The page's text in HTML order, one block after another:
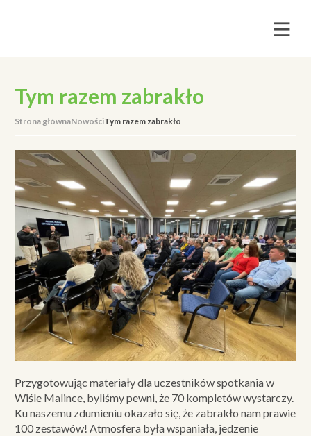
Tym razem zabrakło
Strona głównaNowościTym razem zabrakło
Przygotowując materiały dla uczestników spotkania w
Wiśle Malince, byliśmy pewni, że 70 kompletów wystarczy.
Ku naszemu zdumieniu okazało się, że zabrakło nam prawie
100 zestawów! Atmosfera była wspaniała, jedzenie